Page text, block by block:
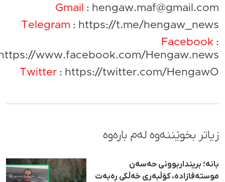
Gmail : hengaw.maf@gmail.com
Telegram : https://t.me/hengaw_news
Facebook :
www.facebook.com/Hengaw.news/
Twitter : https://twitter.com/HengawO
زیاتر بخوێننەوە لەم بارەوە
بانە؛ برینداربوونی حەسەن
موستەفازادە، کۆڵبەری خەڵکی ڕەبەت